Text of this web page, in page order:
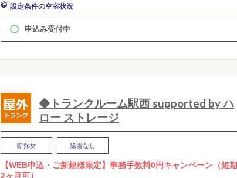
設定条件の空室状況
申込み受付中
◆トランクルーム駅西 supported by ハ
ロー ストレージ
断熱材 除雪なし
【WEB申込・ご新規様限定】事務手数料0円キャンペーン（短期
2ヶ月可）